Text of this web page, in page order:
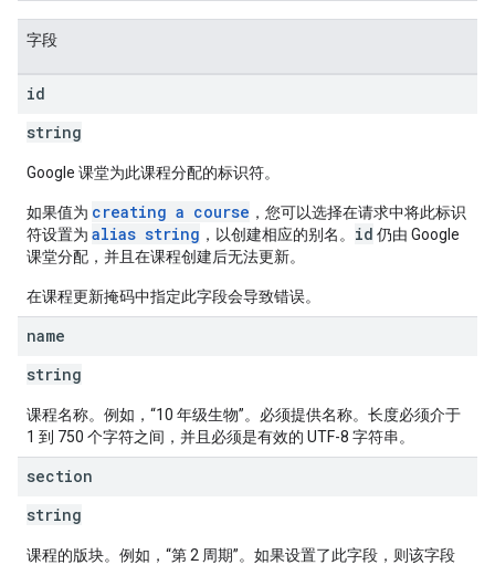
字段
id
string
Google 课堂为此课程分配的标识符。
如果值为 creating a course ，您可以选择在请求中将此标识
符设置为 alias string ，以创建相应的别名。 id 仍由 Google
课堂分配，并且在课程创建后无法更新。
在课程更新掩码中指定此字段会导致错误。
name
string
课程名称。例如，“10 年级生物”。必须提供名称。长度必须介于
1 到 750 个字符之间，并且必须是有效的 UTF-8 字符串。
section
string
课程的版块。例如，“第 2 周期”。如果设置了此字段，则该字段